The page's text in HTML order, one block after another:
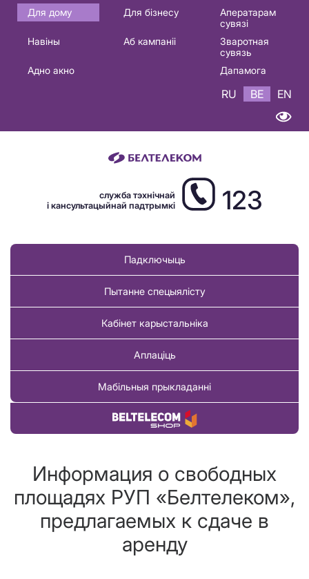
Основная
навигация
Для дому Для бізнесу
Аператарам
сувязі
Навіны
Аб кампаніі
Зваротная
сувязь
Адно акно
Дапамога
RU BE EN
служба тэхнічнай
і кансультацыйнай падтрымкі
123
Падключыць
Пытанне спецыялісту
Кабінет карыстальніка
Аплаціць
Мабільныя прыкладанні
Купіць тавар
Информация о свободных
площадях РУП «Белтелеком»,
предлагаемых к сдаче в
аренду